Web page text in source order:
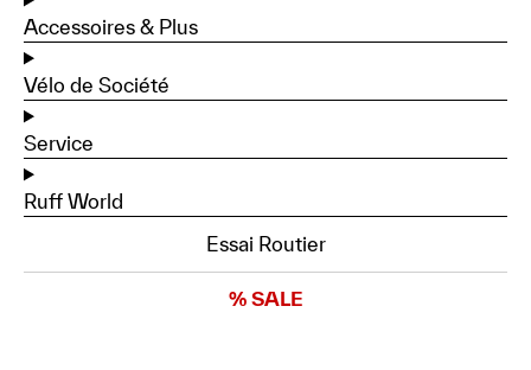
Accessoires & Plus
Vélo de Société
Service
Ruff World
Essai Routier
% SALE